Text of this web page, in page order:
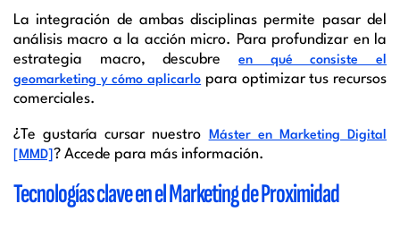
La integración de ambas disciplinas permite pasar del
análisis macro a la acción micro. Para profundizar en la
estrategia macro, descubre en qué consiste el
geomarketing y cómo aplicarlo para optimizar tus recursos
comerciales.
¿Te gustaría cursar nuestro
Máster en Marketing Digital
[MMD] ? Accede para más información.
Tecnologías clave en el Marketing de Proximidad